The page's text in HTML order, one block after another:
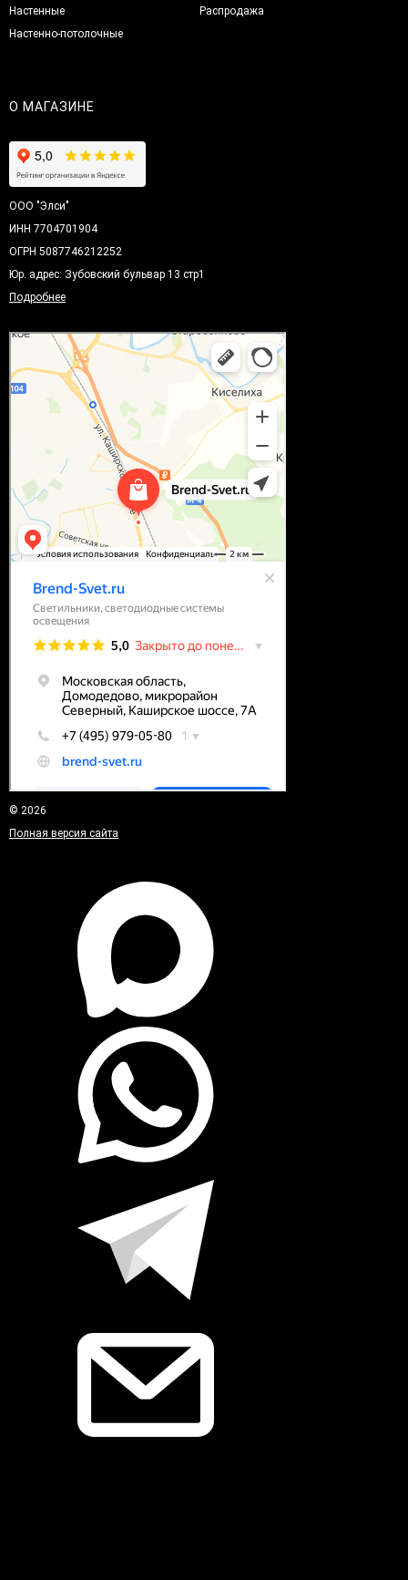
Настенные
Настенно-потолочные
Распродажа
О МАГАЗИНЕ
ООО "Элси"
ИНН 7704701904
ОГРН 5087746212252
Юр. адрес: Зубовский бульвар 13 стр1
Подробнее
© 2026
Полная версия сайта